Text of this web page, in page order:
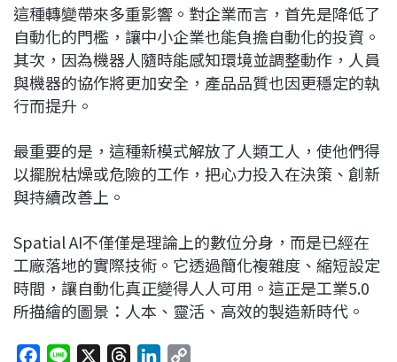
這種轉變帶來多重影響。對企業而言，首先是降低了
自動化的門檻，讓中小企業也能負擔自動化的投資。
其次，因為機器人隨時能感知環境並調整動作，人員
與機器的協作將更加安全，產品品質也因更穩定的執
行而提升。
最重要的是，這種新模式解放了人類工人，使他們得
以擺脫枯燥或危險的工作，把心力投入在決策、創新
與持續改善上。
Spatial AI不僅僅是理論上的數位分身，而是已經在
工廠落地的實際技術。它透過簡化複雜度、縮短設定
時間，讓自動化真正變得人人可用。這正是工業5.0
所描繪的圖景：人本、靈活、高效的製造新時代。